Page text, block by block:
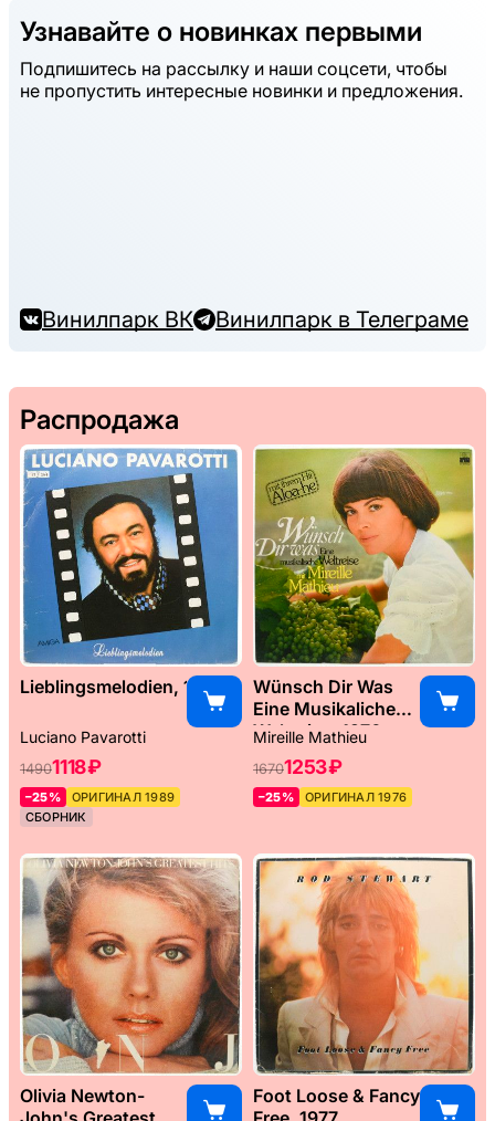
Узнавайте о новинках первыми
Подпишитесь на рассылку и наши соцсети, чтобы
не пропустить интересные новинки и предложения.
Винилпарк ВК Винилпарк в Телеграме
Распродажа
Lieblingsmelodien, 1989
Luciano Pavarotti
14901118 ₽
–25%
ОРИГИНАЛ 1989
СБОРНИК
Wünsch Dir Was
Eine Musikaliche
Weltreise, 1976
Mireille Mathieu
16701253 ₽
–25% ОРИГИНАЛ 1976
Olivia Newton-
Foot Loose & Fancy